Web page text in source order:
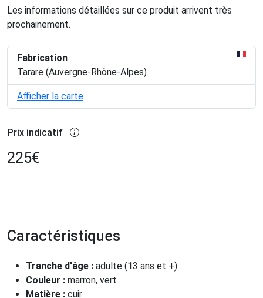
Les informations détaillées sur ce produit arrivent très
prochainement.
Fabrication
Tarare (Auvergne-Rhône-Alpes)
Afficher la carte
Prix indicatif
225€
Caractéristiques
Tranche d'âge : adulte (13 ans et +)
Couleur : marron, vert
Matière : cuir